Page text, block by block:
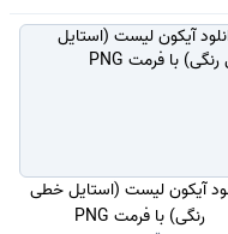
آیکون لیست (استایل خطی
رنگی) با فرمت PNG